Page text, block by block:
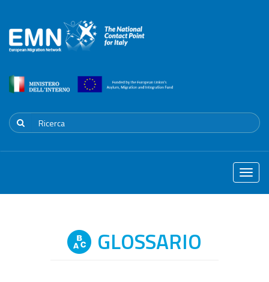
Toggle
GLOSSARIO